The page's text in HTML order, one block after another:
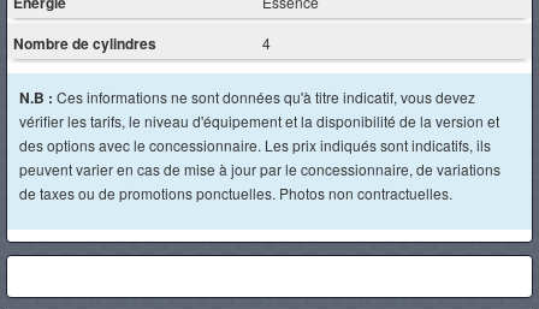
Nombre de cylindres 4
N.B : Ces informations ne sont données qu'à titre indicatif, vous devez
vérifier les tarifs, le niveau d'équipement et la disponibilité de la version et
des options avec le concessionnaire. Les prix indiqués sont indicatifs, ils
peuvent varier en cas de mise à jour par le concessionnaire, de variations
de taxes ou de promotions ponctuelles. Photos non contractuelles.